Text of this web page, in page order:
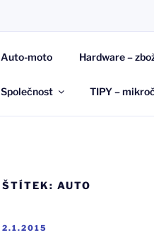
JAN
Auto-moto Hardware –
Společnost TIPY –
ŠTÍTEK: AUTO
PUBLIKOVÁNO
2.1.2015